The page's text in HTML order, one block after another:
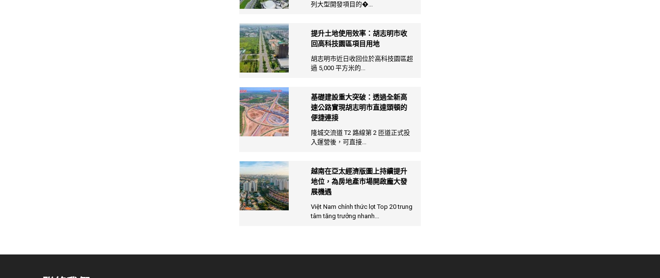
列大型開發項目的�...
提升土地使用效率：胡志明市收
回高科技園區項目用地
胡志明市近日收回位於高科技園區超
過 5,000 平方米的...
基礎建設重大突破：透過全新高
速公路實現胡志明市直達頭頓的
便捷連接
隆城交流道 T2 路線第 2 匝道正式投
入運營後，可直接...
越南在亞太經濟版圖上持續提升
地位，為房地產市場開啟龐大發
展機遇
Việt Nam chính thức lọt Top 20 trung
tâm tăng trưởng nhanh...